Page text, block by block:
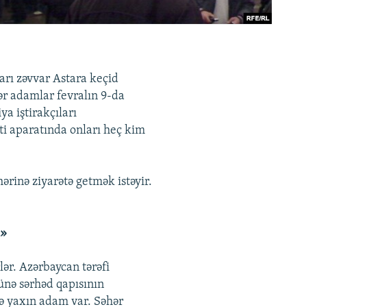
zəvvar Astara keçid
adamlar fevralın 9-da
iştirakçıları
aparatında onları heç kim
ziyarətə getmək istəyir.
Azərbaycan tərəfi
sərhəd qapısının
yaxın adam var. Səhər